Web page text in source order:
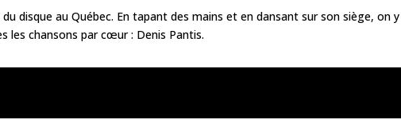
disque au Québec. En tapant des mains et en dansant sur son siège, on
les chansons par cœur : Denis Pantis.